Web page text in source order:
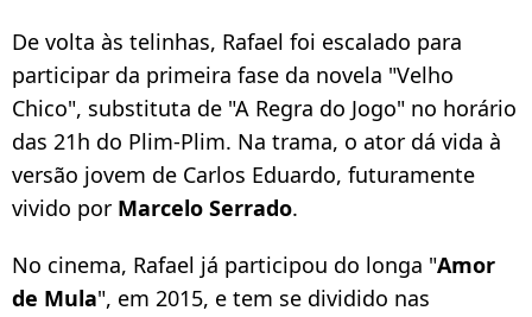
De volta às telinhas, Rafael foi escalado para
participar da primeira fase da novela "Velho
Chico", substituta de "A Regra do Jogo" no horário
das 21h do Plim-Plim. Na trama, o ator dá vida à
versão jovem de Carlos Eduardo, futuramente
vivido por Marcelo Serrado.
No cinema, Rafael já participou do longa "Amor
de Mula", em 2015, e tem se dividido nas